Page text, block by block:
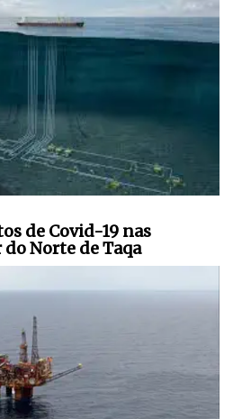
de Covid-19 nas
Norte de Taqa